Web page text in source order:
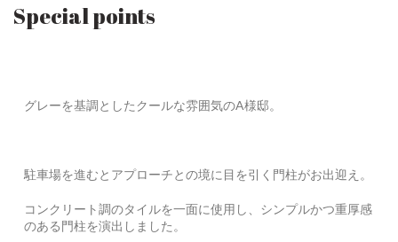
Special points
グレーを基調としたクールな雰囲気のA様邸。
駐車場を進むとアプローチとの境に目を引く門柱がお出迎え。
コンクリート調のタイルを一面に使用し、シンプルかつ重厚感
のある門柱を演出しました。